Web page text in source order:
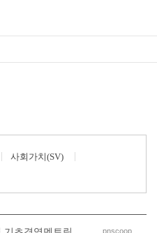
사회가치(SV)
pnscoop